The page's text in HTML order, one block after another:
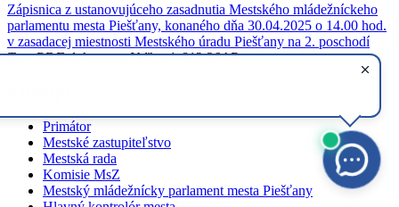
Zápisnica z ustanovujúceho zasadnutia Mestského mládežníckeho
parlamentu mesta Piešťany, konaného dňa 30.04.2025 o 14.00 hod.
v zasadacej miestnosti Mestského úradu Piešťany na 2. poschodí
Typ: PDF dokument, Veľkosť: 813.26 kB
Primátor
Mestské zastupiteľstvo
Mestská rada
Komisie MsZ
Mestský mládežnícky parlament mesta Piešťany